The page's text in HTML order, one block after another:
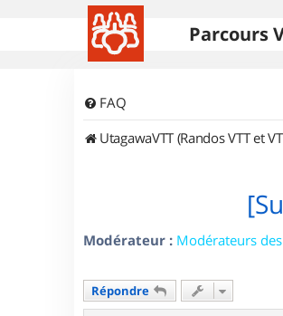
Parcours
FAQ
UtagawaVTT (Randos VTT et
Modérateur : Modérateurs
Répondre